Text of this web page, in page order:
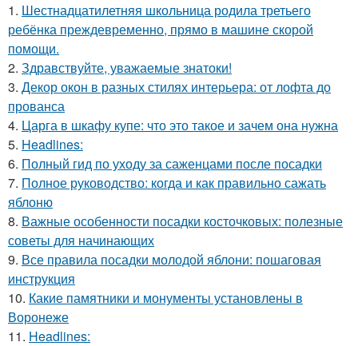
1. Шестнадцатилетняя школьница родила третьего
ребёнка преждевременно, прямо в машине скорой
помощи.
2. Здравствуйте, уважаемые знатоки!
3. Декор окон в разных стилях интерьера: от лофта до
прованса
4. Царга в шкафу купе: что это такое и зачем она нужна
5. Headlines:
6. Полный гид по уходу за саженцами после посадки
7. Полное руководство: когда и как правильно сажать
яблоню
8. Важные особенности посадки косточковых: полезные
советы для начинающих
9. Все правила посадки молодой яблони: пошаговая
инструкция
10. Какие памятники и монументы установлены в
Воронеже
11. Headlines: